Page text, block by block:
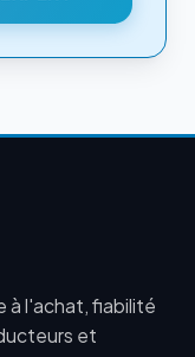
à l'achat, fiabilité
et